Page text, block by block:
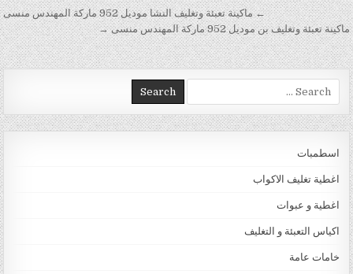
تصفّح المقالات← ماكينة تعبئة وتغليف النشا موديل 952 ماركة المهندس منسى
ماكينة تعبئة وتغليف بن موديل 952 ماركة المهندس منسى →
Search for:
اسطمبات
اغطية تغليف الاكواب
اغطية و عبوات
اكياس التعبئة و التغليف
خامات عامة